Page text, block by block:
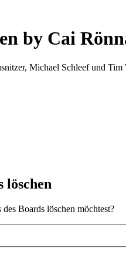
by Cai
Michael Schleef und Tim
löschen
Boards löschen möchtest?